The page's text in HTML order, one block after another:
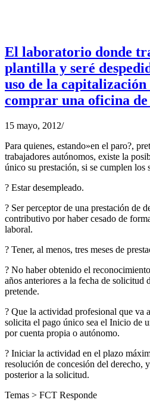
El laboratorio donde
plantilla y seré
uso de la
comprar una oficina
15 mayo, 2012/
Para quienes, estando»en el paro?,
trabajadores autónomos, existe la
único su prestación, si se cumplen los
? Estar desempleado.
? Ser perceptor de una prestación de
contributivo por haber cesado de
laboral.
? Tener, al menos, tres meses de
? No haber obtenido el
años anteriores a la fecha de solicitud
pretende.
? Que la actividad profesional que va
solicita el pago único sea el Inicio de
por cuenta propia o autónomo.
? Iniciar la actividad en el plazo
resolución de concesión del derecho,
posterior a la solicitud.
Temas > FCT Responde